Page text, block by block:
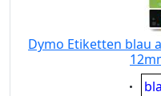
Dymo Etiketten blau